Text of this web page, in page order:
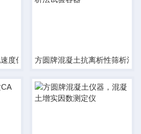
度保温瓶试验仪方圆牌混凝土抗离析性筛析法